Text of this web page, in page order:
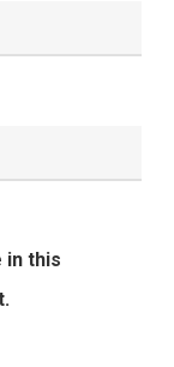
in this